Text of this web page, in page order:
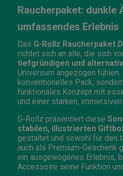
Raucherpaket: dunkle
umfassendes Erlebnis
Das G-Rollz Raucherpaket
richtet sich an alle, die sich
tiefgründigen und
Universum angezogen
konventionelles Pack,
funktionales Konzept mit
und einer starken,
G-Rollz präsentiert diese
stabilen, illustrierten
gestaltet und sowohl für den
auch als Premium-Geschenk
ein ausgewogenes Erlebnis,
Accessoire seine Funktion